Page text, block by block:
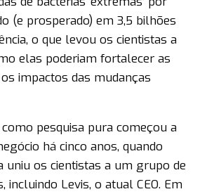
(e prosperado) em 3,5 bilhões
o que levou os cientistas a
elas poderiam fortalecer as
impactos das mudanças
pesquisa pura começou a
há cinco anos, quando
uniu os cientistas a um grupo de
incluindo Levis, o atual CEO. Em